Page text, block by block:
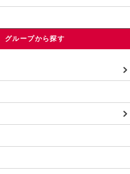
グループから探す